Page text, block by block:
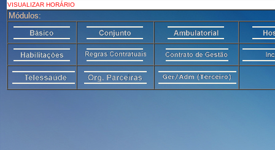
VISUALIZAR HORÁRIO
Módulos: